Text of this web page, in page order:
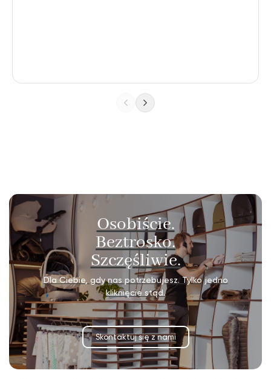
Osobiście.
Beztrosko.
Szczęśliwie.
Dla Ciebie, gdy nas potrzebujesz. Tylko jedno
kliknięcie stąd.
Skontaktuj się z nami